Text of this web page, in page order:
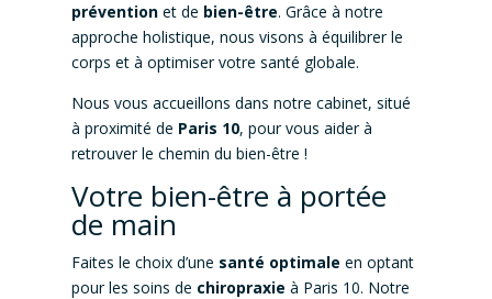
préventionet de bien-être. Grâce à notre
approche holistique, nous visons à équilibrer le
corps et à optimiser votre santé globale.
Nous vous accueillons dans notre cabinet, situé
à proximité de Paris 10, pour vous aider à
retrouver le chemin du bien-être !
Votre bien-être à portée
de main
Faites le choix d’une santé optimale en optant
pour les soins de chiropraxie à Paris 10. Notre